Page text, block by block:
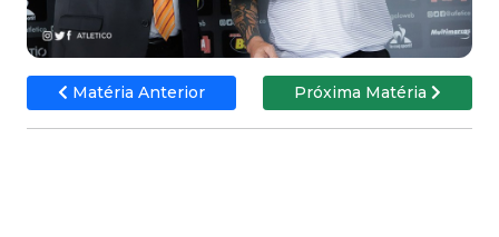
Matéria Anterior Próxima Matéria